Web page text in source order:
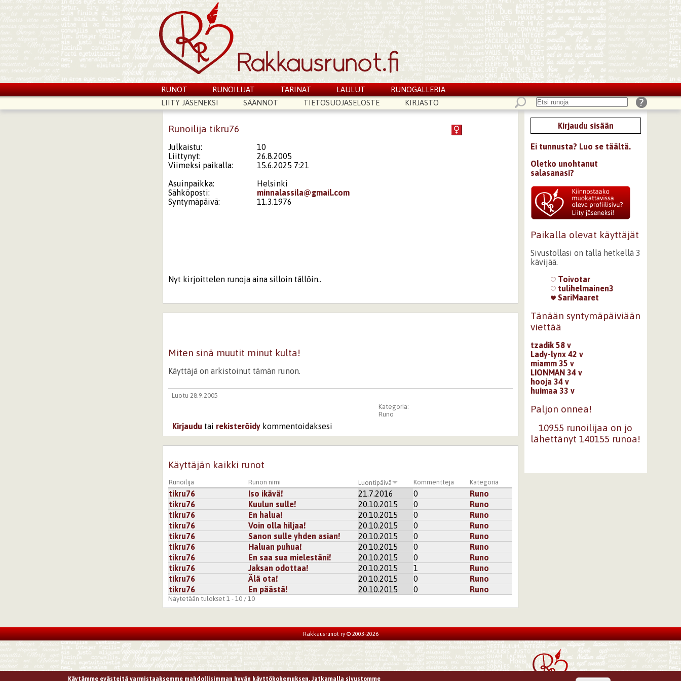
RUNOT RUNOILIJAT TARINAT LAULUT
RUNOGALLERIA
LIITY JÄSENEKSI
SÄÄNNÖT TIETOSUOJASELOSTE KIRJASTO
Runoilija tikru76
Julkaistu:
10
Liittynyt:
26.8.2005
Viimeksi paikalla:
15.6.2025 7:21
Asuinpaikka:
Helsinki
Sähköposti:
minnalassila@gmail.com
Syntymäpäivä:
11.3.1976
Nyt kirjoittelen runoja aina silloin tällöin..
Miten sinä muutit minut kulta!
Käyttäjä on arkistoinut tämän runon.
Luotu 28.9.2005
Kategoria:
Runo
Kirjaudu tai rekisteröidy kommentoidaksesi
Käyttäjän kaikki runot
Runoilija Runon nimi Luontipäivä Kommentteja Kategoria
tikru76 Iso ikävä! 21.7.2016 0
Runo
tikru76
Kuulun sulle! 20.10.2015 0
Runo
tikru76
En halua! 20.10.2015 0
Runo
tikru76
Voin olla hiljaa! 20.10.2015 0
Runo
tikru76
Sanon sulle yhden asian! 20.10.2015 0
Runo
tikru76
Haluan puhua! 20.10.2015 0
Runo
tikru76
En saa sua mielestäni! 20.10.2015 0
Runo
tikru76
Jaksan odottaa! 20.10.2015 1
Runo
tikru76
Älä ota! 20.10.2015 0
Runo
tikru76
En päästä! 20.10.2015 0 Runo
Näytetään tulokset 1 - 10 / 10
Kirjaudu sisään
Ei tunnusta? Luo se täältä.
Oletko unohtanut
salasanasi?
Paikalla olevat käyttäjät
Sivustollasi on tällä hetkellä 3
kävijää.
Toivotar
tulihelmainen3
SariMaaret
Tänään syntymäpäiviään
viettää
tzadik 58 v
Lady-lynx 42 v
miamm 35 v
LIONMAN 34 v
hooja 34 v
huimaa 33 v
Paljon onnea!
10955 runoilijaa on jo
lähettänyt 140155 runoa!
Rakkausrunot ry © 2003-2026
Käytämme evästeitä varmistaaksemme mahdollisimman hyvän käyttökokemuksen. Jatkamalla sivustomme